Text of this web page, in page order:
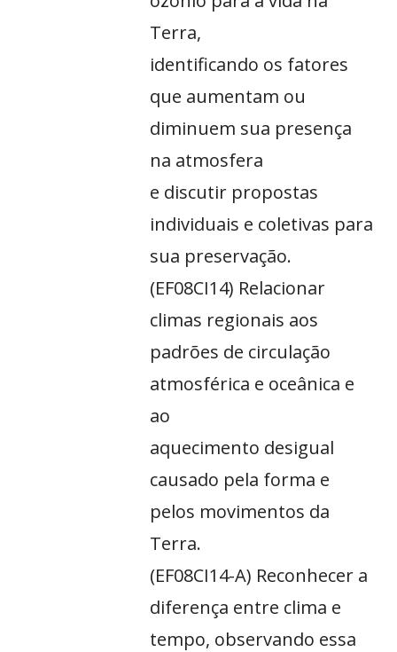
Terra,
identificando os fatores
que aumentam ou
diminuem sua presença
na atmosfera
e discutir propostas
individuais e coletivas para
sua preservação.
(EF08CI14) Relacionar
climas regionais aos
padrões de circulação
atmosférica e oceânica e
ao
aquecimento desigual
causado pela forma e
pelos movimentos da
Terra.
(EF08CI14-A) Reconhecer a
diferença entre clima e
tempo, observando essa